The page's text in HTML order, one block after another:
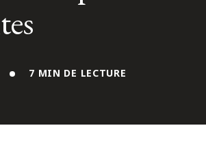
d’Osler
7 MIN DE LECTURE